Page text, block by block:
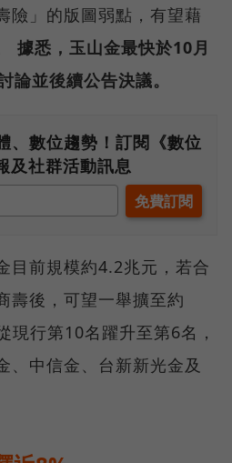
險」的版圖弱點，有望藉
據悉，玉山金最快於10月
論並後續公告決議。
、數位趨勢！訂閱《數位
及社群活動訊息
目前規模約4.2兆元，若合
壽後，可望一舉擴至約
現行第10名躍升至第6名，
、中信金、台新新光金及